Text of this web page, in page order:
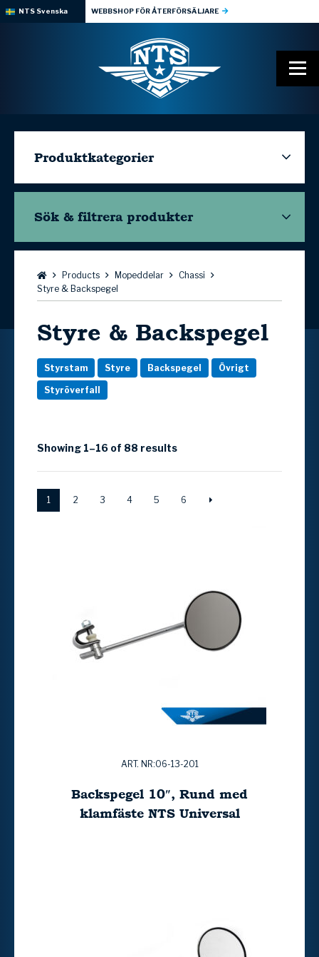
NTS Svenska WEBBSHOP FÖR ÅTERFÖRSÄLJARE
Produktkategorier
Sök & filtrera produkter
Bläddra:Products Mopeddelar
Chassi
Styre & Backspegel
Styre & Backspegel
Styrstam Styre Backspegel Övrigt
Styröverfall
Showing 1–16 of 88 results
1 2 3 4 5 6
ART. NR:06-13-201
Backspegel 10″, Rund med
klamfäste NTS Universal